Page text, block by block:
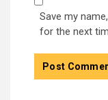
Save my
for the next